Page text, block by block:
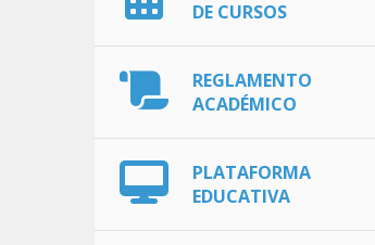
DE CURSOS
REGLAMENTO
ACADÉMICO
PLATAFORMA
EDUCATIVA